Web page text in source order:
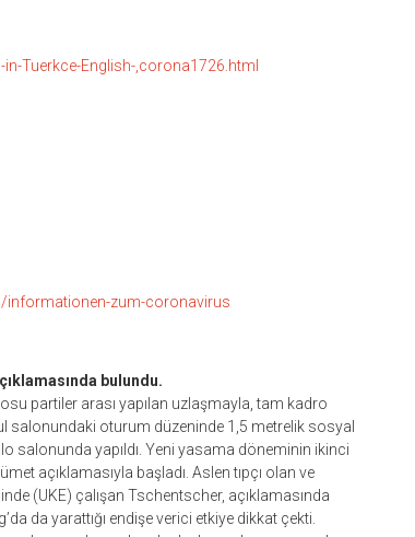
Tuerkce-English-,corona1726.html
informationen-zum-coronavirus
bulundu.
partiler arası yapılan uzlaşmayla, tam kadro
salonundaki oturum düzeninde 1,5 metrelik sosyal
salonunda yapıldı. Yeni yasama döneminin ikinci
açıklamasıyla başladı. Aslen tıpçı olan ve
(UKE) çalışan Tschentscher, açıklamasında
da yarattığı endişe verici etkiye dikkat çekti.